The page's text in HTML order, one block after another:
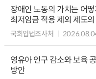
장애인 노동의 가치는 어
최저임금 적용 제외 제도
국회입법조사처
영유아 인구 감소와 보육
방안